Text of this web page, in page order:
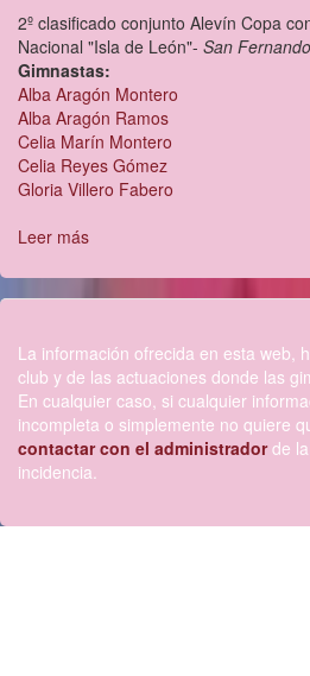
2º clasificado conjunto Alevín Copa
Nacional "Isla de León"- San
Gimnastas:
Alba Aragón Montero
Alba Aragón Ramos
Celia Marín Montero
Celia Reyes Gómez
Gloria Villero Fabero
Leer más
Alevín
Copa
La información ofrecida en esta web,
club y de las actuaciones donde las
En cualquier caso, si cualquier
incompleta o simplemente no quiere
contactar con el administradorde la
incidencia.